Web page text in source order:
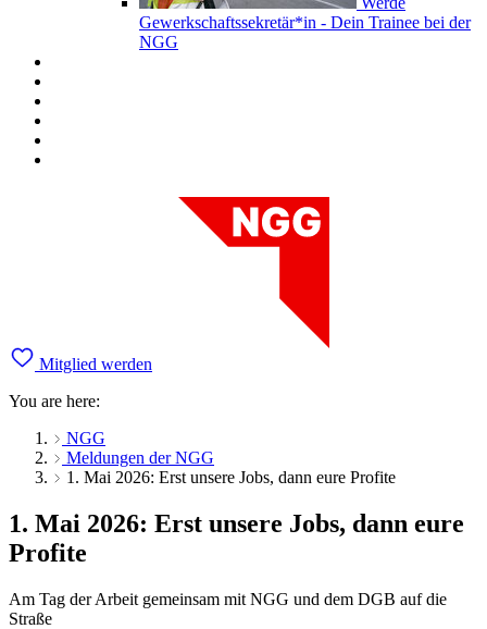
Gewerkschaftssekretär*in - Dein Trainee bei der
NGG
Mitglied werden
You are here:
NGG
Meldungen der NGG
1. Mai 2026: Erst unsere Jobs, dann eure Profite
1. Mai 2026: Erst unsere Jobs, dann eure
Profite
Am Tag der Arbeit gemeinsam mit NGG und dem DGB auf die
Straße